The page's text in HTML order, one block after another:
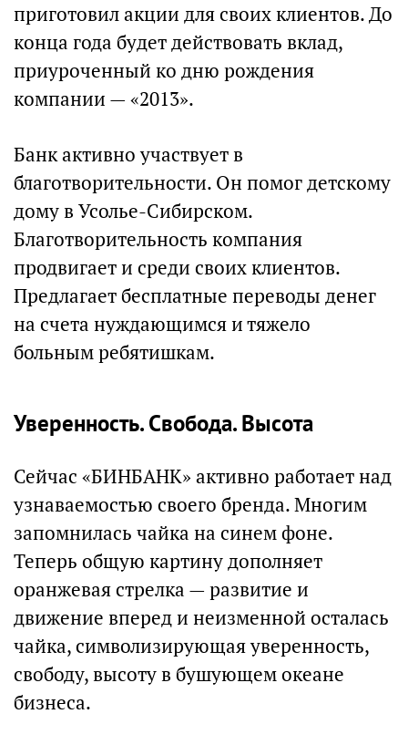
приготовил акции для своих клиентов. До
конца года будет действовать вклад,
приуроченный ко дню рождения
компании — «2013».
Банк активно участвует в
благотворительности. Он помог детскому
дому в Усолье-Сибирском.
Благотворительность компания
продвигает и среди своих клиентов.
Предлагает бесплатные переводы денег
на счета нуждающимся и тяжело
больным ребятишкам.
Уверенность. Свобода. Высота
Сейчас «БИНБАНК» активно работает над
узнаваемостью своего бренда. Многим
запомнилась чайка на синем фоне.
Теперь общую картину дополняет
оранжевая стрелка — развитие и
движение вперед и неизменной осталась
чайка, символизирующая уверенность,
свободу, высоту в бушующем океане
бизнеса.